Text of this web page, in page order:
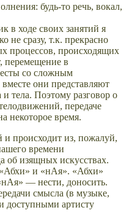
будь-то речь, вокал,
в ходе своих занятий я
не сразу, т.к. прекрасно
процессов, происходящих
перемещение в
со сложным
они представляют
тела. Поэтому разговор о
передаче
некоторое время.
происходит из, пожалуй,
времени
об изящных искусствах.
и «нАя». «Абхи»
— нести, доносить.
смысла (в музыке,
доступными артисту